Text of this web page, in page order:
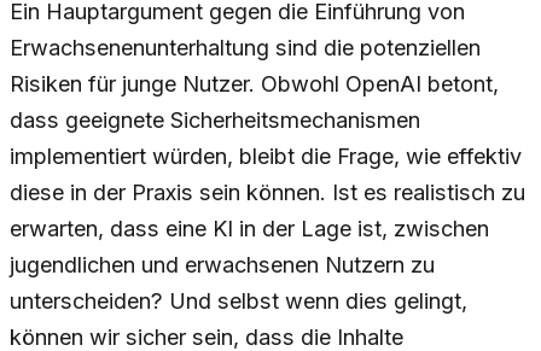
Ein Hauptargument gegen die Einführung von
Erwachsenenunterhaltung sind die potenziellen
Risiken für junge Nutzer. Obwohl OpenAI betont,
dass geeignete Sicherheitsmechanismen
implementiert würden, bleibt die Frage, wie effektiv
diese in der Praxis sein können. Ist es realistisch zu
erwarten, dass eine KI in der Lage ist, zwischen
jugendlichen und erwachsenen Nutzern zu
unterscheiden? Und selbst wenn dies gelingt,
können wir sicher sein, dass die Inhalte